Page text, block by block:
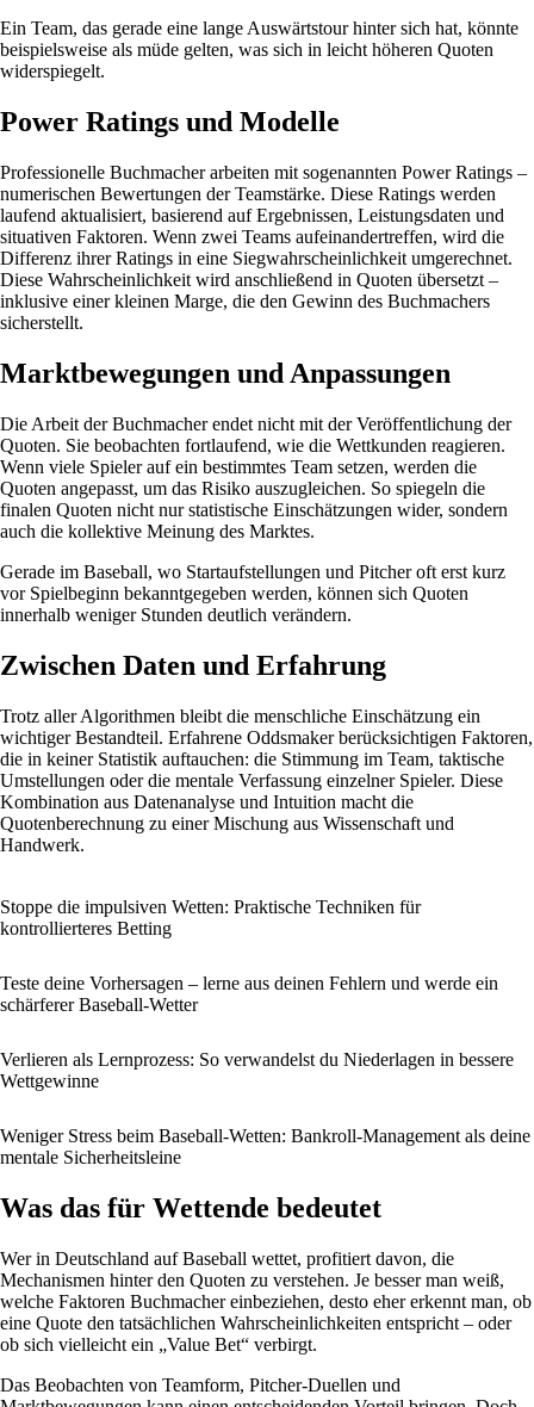
Ein Team, das gerade eine lange Auswärtstour hinter sich hat, könnte
beispielsweise als müde gelten, was sich in leicht höheren Quoten
widerspiegelt.
Power Ratings und Modelle
Professionelle Buchmacher arbeiten mit sogenannten Power Ratings –
numerischen Bewertungen der Teamstärke. Diese Ratings werden
laufend aktualisiert, basierend auf Ergebnissen, Leistungsdaten und
situativen Faktoren. Wenn zwei Teams aufeinandertreffen, wird die
Differenz ihrer Ratings in eine Siegwahrscheinlichkeit umgerechnet.
Diese Wahrscheinlichkeit wird anschließend in Quoten übersetzt –
inklusive einer kleinen Marge, die den Gewinn des Buchmachers
sicherstellt.
Marktbewegungen und Anpassungen
Die Arbeit der Buchmacher endet nicht mit der Veröffentlichung der
Quoten. Sie beobachten fortlaufend, wie die Wettkunden reagieren.
Wenn viele Spieler auf ein bestimmtes Team setzen, werden die
Quoten angepasst, um das Risiko auszugleichen. So spiegeln die
finalen Quoten nicht nur statistische Einschätzungen wider, sondern
auch die kollektive Meinung des Marktes.
Gerade im Baseball, wo Startaufstellungen und Pitcher oft erst kurz
vor Spielbeginn bekanntgegeben werden, können sich Quoten
innerhalb weniger Stunden deutlich verändern.
Zwischen Daten und Erfahrung
Trotz aller Algorithmen bleibt die menschliche Einschätzung ein
wichtiger Bestandteil. Erfahrene Oddsmaker berücksichtigen Faktoren,
die in keiner Statistik auftauchen: die Stimmung im Team, taktische
Umstellungen oder die mentale Verfassung einzelner Spieler. Diese
Kombination aus Datenanalyse und Intuition macht die
Quotenberechnung zu einer Mischung aus Wissenschaft und
Handwerk.
Stoppe die impulsiven Wetten: Praktische Techniken für
kontrollierteres Betting
Teste deine Vorhersagen – lerne aus deinen Fehlern und werde ein
schärferer Baseball-Wetter
Verlieren als Lernprozess: So verwandelst du Niederlagen in bessere
Wettgewinne
Weniger Stress beim Baseball-Wetten: Bankroll-Management als deine
mentale Sicherheitsleine
Was das für Wettende bedeutet
Wer in Deutschland auf Baseball wettet, profitiert davon, die
Mechanismen hinter den Quoten zu verstehen. Je besser man weiß,
welche Faktoren Buchmacher einbeziehen, desto eher erkennt man, ob
eine Quote den tatsächlichen Wahrscheinlichkeiten entspricht – oder
ob sich vielleicht ein „Value Bet“ verbirgt.
Das Beobachten von Teamform, Pitcher-Duellen und